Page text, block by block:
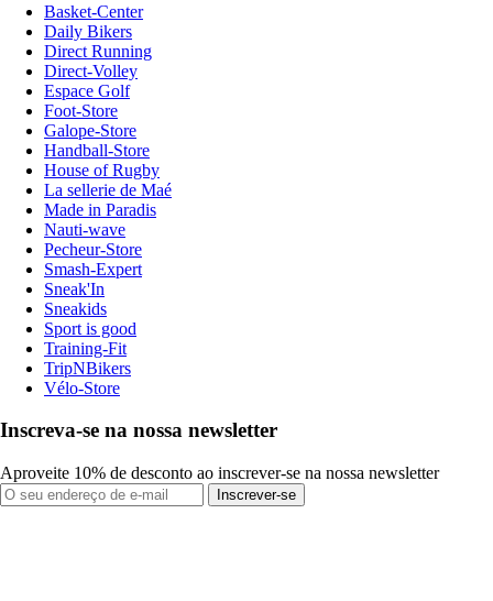
Basket-Center
Daily Bikers
Direct Running
Direct-Volley
Espace Golf
Foot-Store
Galope-Store
Handball-Store
House of Rugby
La sellerie de Maé
Made in Paradis
Nauti-wave
Pecheur-Store
Smash-Expert
Sneak'In
Sneakids
Sport is good
Training-Fit
TripNBikers
Vélo-Store
Inscreva-se na nossa newsletter
Aproveite 10% de desconto ao inscrever-se na nossa newsletter
Inscrever-se